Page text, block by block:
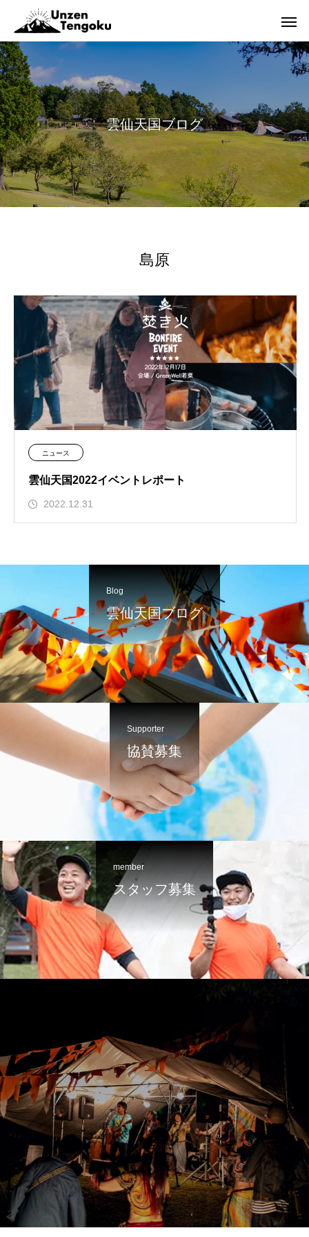
雲仙天国ブログ
島原
ニュース
雲仙天国2022イベントレポート
2022.12.31
Blog
雲仙天国ブログ
Supporter
協賛募集
member
スタッフ募集